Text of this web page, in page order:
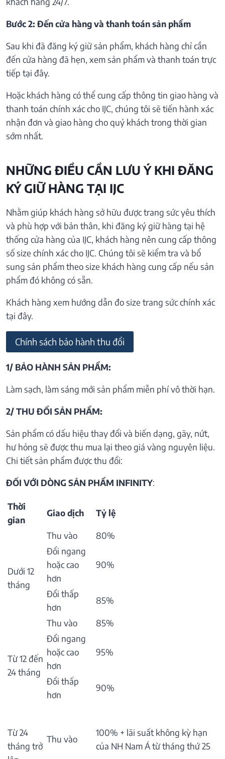
Bước 2: Đến cửa hàng và thanh toán sản phẩm
Sau khi đã đăng ký giữ sản phẩm, khách hàng chỉ cần
đến cửa hàng đã hẹn, xem sản phẩm và thanh toán trực
tiếp tại đây.
Hoặc khách hàng có thể cung cấp thông tin giao hàng và
thanh toán chính xác cho IJC, chúng tôi sẽ tiến hành xác
nhận đơn và giao hàng cho quý khách trong thời gian
sớm nhất.
NHỮNG ĐIỀU CẦN LƯU Ý KHI ĐĂNG
KÝ GIỮ HÀNG TẠI IJC
Nhằm giúp khách hàng sở hữu được trang sức yêu thích
và phù hợp với bản thân, khi đăng ký giữ hàng tại hệ
thống cửa hàng của IJC, khách hàng nên cung cấp thông
số size chính xác cho IJC. Chúng tôi sẽ kiểm tra và bổ
sung sản phẩm theo size khách hàng cung cấp nếu sản
phẩm đó không có sẵn.
Khách hàng xem hướng dẫn đo size trang sức chính xác
tại đây.
Chính sách bảo hành thu đổi
1/ BẢO HÀNH SẢN PHẨM:
Làm sạch, làm sáng mới sản phẩm miễn phí vô thời hạn.
2/ THU ĐỔI SẢN PHẨM:
Sản phẩm có dấu hiệu thay đổi và biến dạng, gãy, nứt,
hư hỏng sẽ được thu mua lại theo giá vàng nguyên liệu.
Chi tiết sản phẩm được thu đổi:
ĐỐI VỚI DÒNG SẢN PHẨM INFINITY:
Thời
gian
Giao dịch Tỷ lệ
Dưới 12
tháng
Thu vào
80%
Đổi ngang
hoặc cao
hơn
90%
Đổi thấp
hơn
85%
Từ 12 đến
24 tháng
Thu vào
85%
Đổi ngang
hoặc cao
hơn
95%
Đổi thấp
hơn
90%
Từ 24
tháng trở
Thu vào
100% + lãi suất không kỳ hạn
của NH Nam Á từ tháng thứ 25